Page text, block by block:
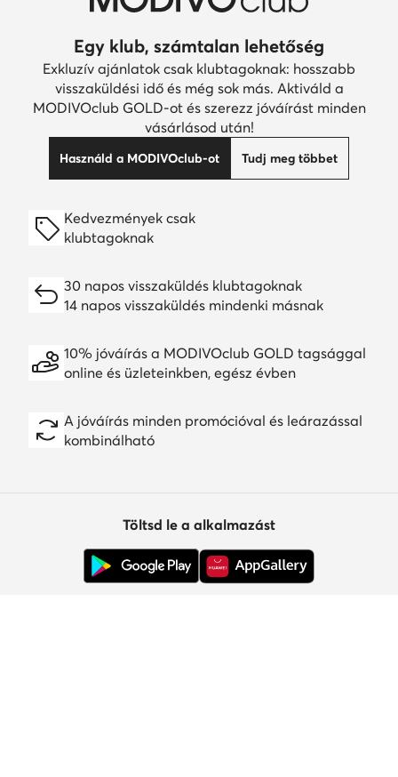
Egy klub, számtalan lehetőség
Exkluzív ajánlatok csak klubtagoknak: hosszabb
visszaküldési idő és még sok más. Aktiváld a
MODIVOclub GOLD-ot és szerezz jóváírást minden
vásárlásod után!
Használd a MODIVOclub-ot Tudj meg többet
Kedvezmények csak
klubtagoknak
30 napos visszaküldés klubtagoknak
14 napos visszaküldés mindenki másnak
10% jóváírás a MODIVOclub GOLD tagsággal
online és üzleteinkben, egész évben
A jóváírás minden promócióval és leárazással
kombinálható
Töltsd le a alkalmazást